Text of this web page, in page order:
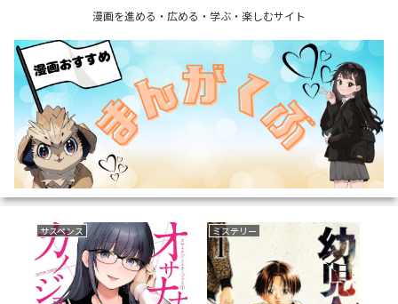
漫画を進める・広める・学ぶ・楽しむサイト
サバイバルホラー